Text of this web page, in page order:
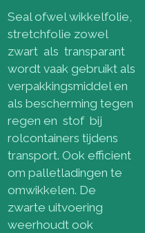
Seal ofwel wikkelfolie,
stretchfolie zowel
zwart als transparant
wordt vaak gebruikt als
verpakkingsmiddel en
als bescherming tegen
regen en stof bij
rolcontainers tijdens
transport. Ook efficient
om palletladingen te
omwikkelen. De
zwarte uitvoering
weerhoudt ook